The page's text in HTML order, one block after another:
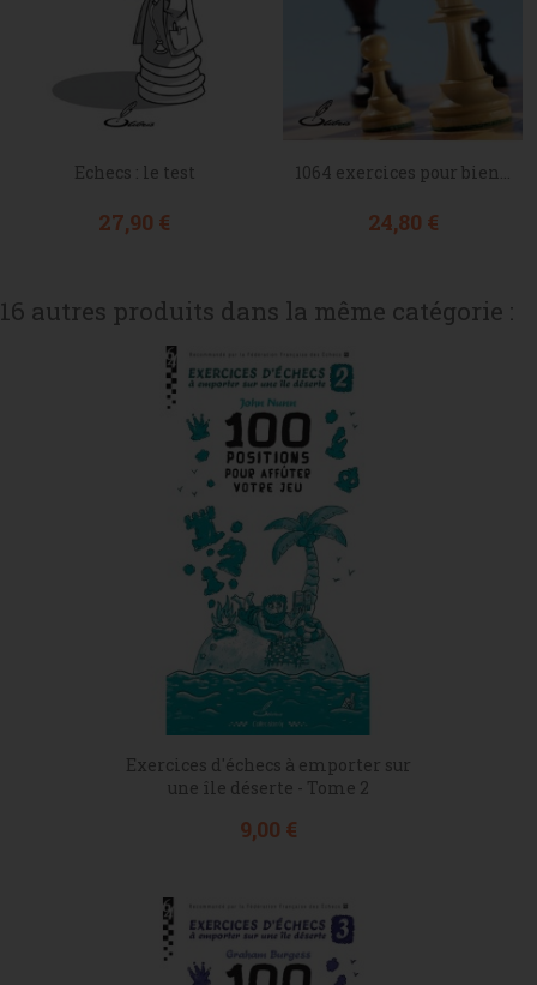
Echecs : le test
Prix
27,90 €
1064 exercices pour bien...
Prix
24,80 €
16 autres produits dans la même catégorie :
Exercices d'échecs à emporter sur
une île déserte - Tome 2
Prix
9,00 €